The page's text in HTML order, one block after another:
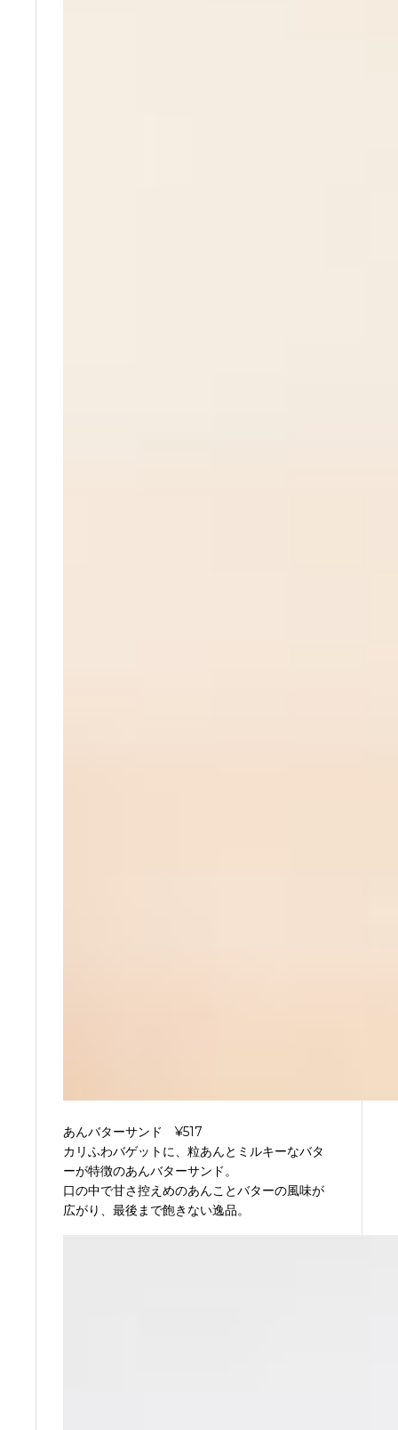
あんバターサンド ¥517
カリふわバゲットに、粒あんとミルキーなバタ
ーが特徴のあんバターサンド。
口の中で甘さ控えめのあんことバターの風味が
広がり、最後まで飽きない逸品。